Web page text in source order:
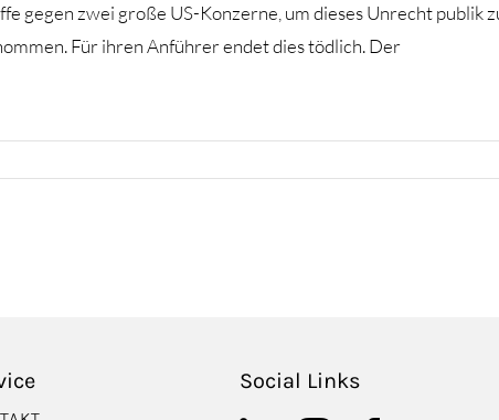
gegen zwei große US-Konzerne, um dieses Unrecht publik
Für ihren Anführer endet dies tödlich. Der
Social Links